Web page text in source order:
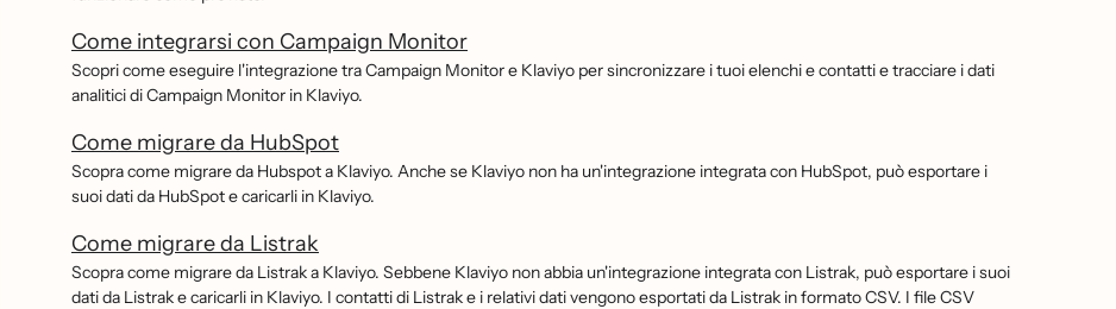
Come integrarsi con Campaign Monitor
Scopri come eseguire l'integrazione tra Campaign Monitor e Klaviyo per sincronizzare i tuoi elenchi e contatti e tracciare i dati
analitici di Campaign Monitor in Klaviyo.
Come migrare da HubSpot
Scopra come migrare da Hubspot a Klaviyo. Anche se Klaviyo non ha un'integrazione integrata con HubSpot, può esportare i
suoi dati da HubSpot e caricarli in Klaviyo.
Come migrare da Listrak
Scopra come migrare da Listrak a Klaviyo. Sebbene Klaviyo non abbia un'integrazione integrata con Listrak, può esportare i suoi
dati da Listrak e caricarli in Klaviyo. I contatti di Listrak e i relativi dati vengono esportati da Listrak in formato CSV. I file CSV